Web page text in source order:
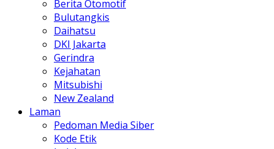
Berita Otomotif
Bulutangkis
Daihatsu
DKI Jakarta
Gerindra
Kejahatan
Mitsubishi
New Zealand
Laman
Pedoman Media Siber
Kode Etik